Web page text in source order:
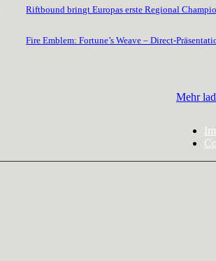
Riftbound bringt Europas erste Regional
Fire Emblem: Fortune’s Weave – Direct-
Mehr